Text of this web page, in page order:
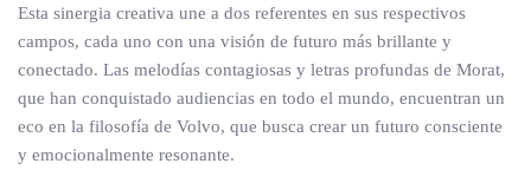
Esta sinergia creativa une a dos referentes en sus respectivos
campos, cada uno con una visión de futuro más brillante y
conectado. Las melodías contagiosas y letras profundas de Morat,
que han conquistado audiencias en todo el mundo, encuentran un
eco en la filosofía de Volvo, que busca crear un futuro consciente
y emocionalmente resonante.